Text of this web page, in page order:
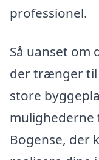
professionel.
Så uanset om
der trænger
store
mulighederne
Bogense, der